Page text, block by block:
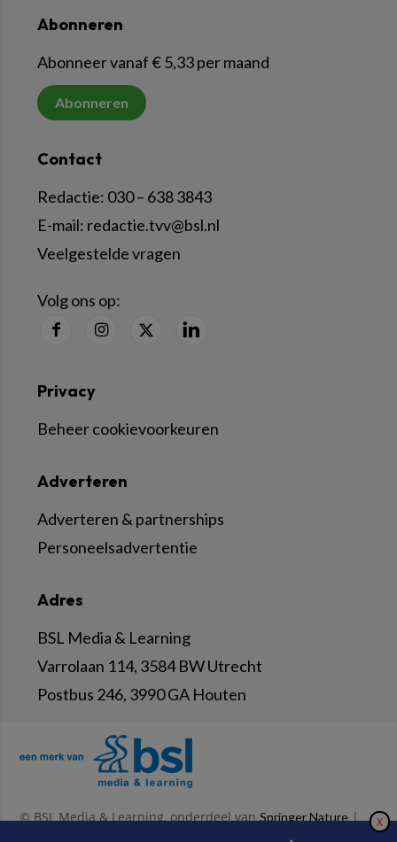
Abonneren
Abonneer vanaf € 5,33 per maand
Abonneren
Contact
Redactie: 030 – 638 3843
E-mail: redactie.tvv@bsl.nl
Veelgestelde vragen
Volg ons op:
Adres
BSL Media & Learning
Varrolaan 114, 3584 BW Utrecht
Postbus 246, 3990 GA Houten
Adverteren
Adverteren & partnerships
Personeelsadvertentie
Privacy
Beheer cookievoorkeuren
© BSL Media & Learning, onderdeel vanSpringer Nature| X